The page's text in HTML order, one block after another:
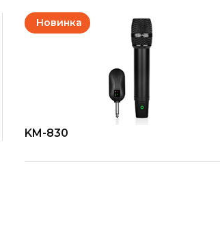
Новинка
KM-830